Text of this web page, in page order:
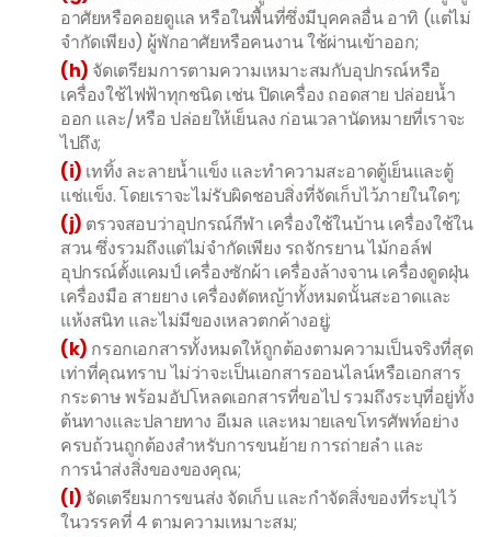
อาศัยหรือคอยดูแล หรือในพื้นที่ซึ่งมีบุคคลอื่น อาทิ (แต่ไม่
จำกัดเพียง) ผู้พักอาศัยหรือคนงาน ใช้ผ่านเข้าออก;
(h) จัดเตรียมการตามความเหมาะสมกับอุปกรณ์หรือ
เครื่องใช้ไฟฟ้าทุกชนิด เช่น ปิดเครื่อง ถอดสาย ปล่อยน้ำ
ออก และ/หรือ ปล่อยให้เย็นลง ก่อนเวลานัดหมายที่เราจะ
ไปถึง;
(i) เททิ้ง ละลายน้ำแข็ง และทำความสะอาดตู้เย็นและตู้
แช่แข็ง. โดยเราจะไม่รับผิดชอบสิ่งที่จัดเก็บไว้ภายในใดๆ;
(j) ตรวจสอบว่าอุปกรณ์กีฬา เครื่องใช้ในบ้าน เครื่องใช้ใน
สวน ซึ่งรวมถึงแต่ไม่จำกัดเพียง รถจักรยาน ไม้กอล์ฟ
อุปกรณ์ตั้งแคมป์ เครื่องซักผ้า เครื่องล้างจาน เครื่องดูดฝุ่น
เครื่องมือ สายยาง เครื่องตัดหญ้าทั้งหมดนั้นสะอาดและ
แห้งสนิท และไม่มีของเหลวตกค้างอยู่;
(k) กรอกเอกสารทั้งหมดให้ถูกต้องตามความเป็นจริงที่สุด
เท่าที่คุณทราบ ไม่ว่าจะเป็นเอกสารออนไลน์หรือเอกสาร
กระดาษ พร้อมอัปโหลดเอกสารที่ขอไป รวมถึงระบุที่อยู่ทั้ง
ต้นทางและปลายทาง อีเมล และหมายเลขโทรศัพท์อย่าง
ครบถ้วนถูกต้องสำหรับการขนย้าย การถ่ายลำ และ
การนำส่งสิ่งของของคุณ;
(l) จัดเตรียมการขนส่ง จัดเก็บ และกำจัดสิ่งของที่ระบุไว้
ในวรรคที่ 4 ตามความเหมาะสม;